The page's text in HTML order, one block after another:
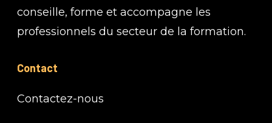
conseille, forme et accompagne les
professionnels du secteur de la formation.
Contact
Contactez-nous